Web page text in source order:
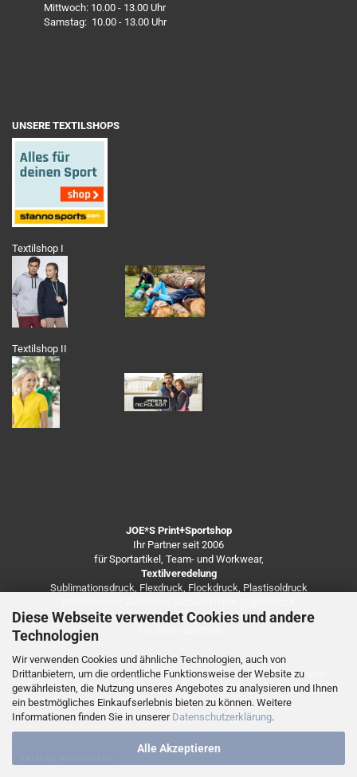
Diese Webseite verwendet Cookies und andere
Technologien
Wir verwenden Cookies und ähnliche Technologien, auch von
Drittanbietern, um die ordentliche Funktionsweise der Website zu
gewährleisten, die Nutzung unseres Angebotes zu analysieren und Ihnen
ein bestmögliches Einkaufserlebnis bieten zu können. Weitere
Informationen finden Sie in unserer Datenschutzerklärung.
Alle Akzeptieren
Mittwoch: 10.00 - 13.00 Uhr
Samstag: 10.00 - 13.00 Uhr
UNSERE TEXTILSHOPS
Textilshop I
Textilshop II
JOE*S Print+Sportshop
Ihr Partner seit 2006
für Sportartikel, Team- und Workwear,
Textilveredelung
Sublimationsdruck, Flexdruck, Flockdruck, Plastisoldruck
Besticken von Arbeitsbekleidung u.v.m.
https://de.freepik.com/fotos-kostenlos/coronavirus-infektion-der-
vorderansicht-mit-speicherplatz_7248138.htm